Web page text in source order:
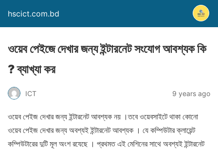
hscict.com.bd
ওয়েব পেইজে দেখার জন্য ইন্টারনেট সংযোগ আবশ্যক কি
? ব্যাখ্যা কর
ICT 9 years ago
ওয়েব পেইজ দেখার জন্য ইন্টারনেট আবশ্যক নয় ।তবে ওয়েবসাইটে থাকা কোনো
ওয়েব পেইজ দেখার জন্য অবশ্যই ইন্টারনেট আবশ্যক । যে কম্পিউটার ক্লায়েন্ট
কম্পিউটারের দুটি মূল অংশ রযেছে । প্রথমত এই মেশিনের সাথে অবশ্যই ইন্টারনেট